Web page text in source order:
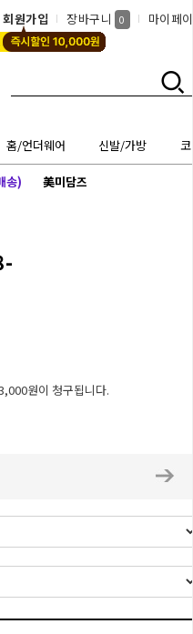
회원가입 장바구니 0 마이페
홈/언더웨어 신발/가방
송) 美미담즈
원이 청구됩니다.